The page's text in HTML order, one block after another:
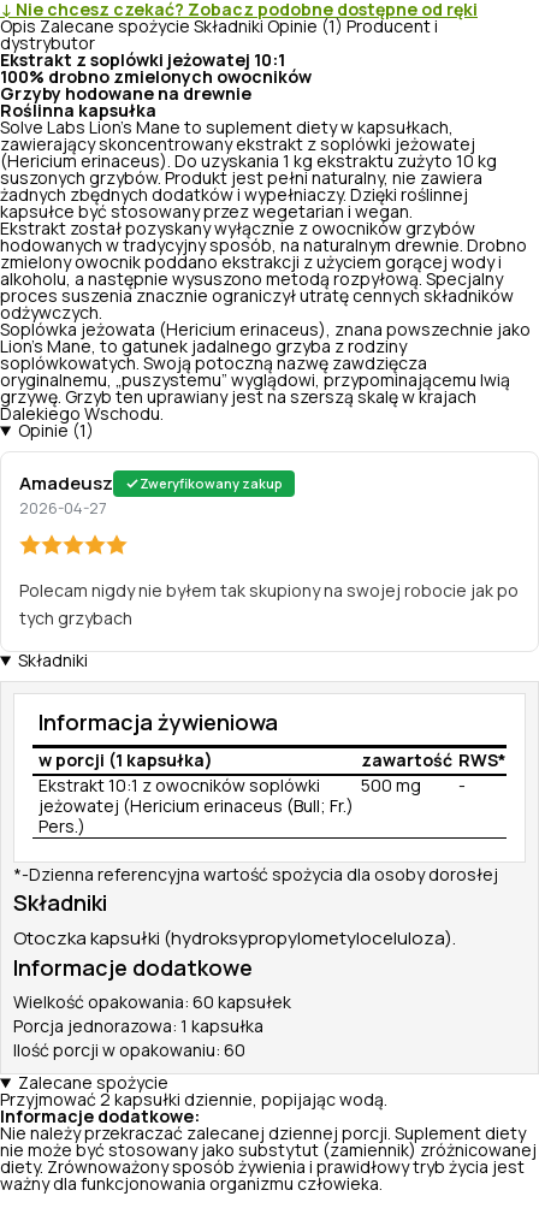
↓ Nie chcesz czekać? Zobacz podobne dostępne od ręki
Opis Zalecane spożycie Składniki Opinie (1) Producent i
dystrybutor
Ekstrakt z soplówki jeżowatej 10:1
100% drobno zmielonych owocników
Grzyby hodowane na drewnie
Roślinna kapsułka
Solve Labs Lion's Mane to suplement diety w kapsułkach,
zawierający skoncentrowany ekstrakt z soplówki jeżowatej
(Hericium erinaceus). Do uzyskania 1 kg ekstraktu zużyto 10 kg
suszonych grzybów. Produkt jest pełni naturalny, nie zawiera
żadnych zbędnych dodatków i wypełniaczy. Dzięki roślinnej
kapsułce być stosowany przez wegetarian i wegan.
Ekstrakt został pozyskany wyłącznie z owocników grzybów
hodowanych w tradycyjny sposób, na naturalnym drewnie. Drobno
zmielony owocnik poddano ekstrakcji z użyciem gorącej wody i
alkoholu, a następnie wysuszono metodą rozpyłową. Specjalny
proces suszenia znacznie ograniczył utratę cennych składników
odżywczych.
Soplówka jeżowata (Hericium erinaceus), znana powszechnie jako
Lion’s Mane, to gatunek jadalnego grzyba z rodziny
soplówkowatych. Swoją potoczną nazwę zawdzięcza
oryginalnemu, „puszystemu” wyglądowi, przypominającemu lwią
grzywę. Grzyb ten uprawiany jest na szerszą skalę w krajach
Dalekiego Wschodu.
Opinie (1)
Amadeusz Zweryfikowany zakup
2026-04-27
Polecam nigdy nie byłem tak skupiony na swojej robocie jak po
tych grzybach
Składniki
Informacja żywieniowa
w porcji (1 kapsułka) zawartość RWS*
Ekstrakt 10:1 z owocników soplówki
jeżowatej (Hericium erinaceus (Bull; Fr.)
Pers.)
500 mg -
*-Dzienna referencyjna wartość spożycia dla osoby dorosłej
Składniki
Otoczka kapsułki (hydroksypropylometyloceluloza).
Informacje dodatkowe
Wielkość opakowania: 60 kapsułek
Porcja jednorazowa: 1 kapsułka
Ilość porcji w opakowaniu: 60
Zalecane spożycie
Przyjmować 2 kapsułki dziennie, popijając wodą.
Informacje dodatkowe:
Nie należy przekraczać zalecanej dziennej porcji. Suplement diety
nie może być stosowany jako substytut (zamiennik) zróżnicowanej
diety. Zrównoważony sposób żywienia i prawidłowy tryb życia jest
ważny dla funkcjonowania organizmu człowieka.